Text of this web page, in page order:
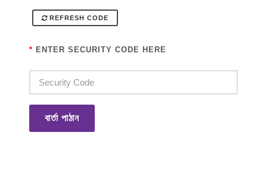
REFRESH CODE
* ENTER SECURITY CODE HERE
বার্তা পাঠান